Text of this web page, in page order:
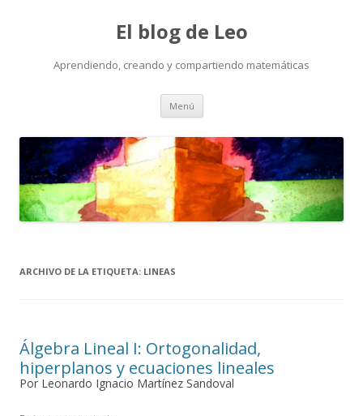
El blog de Leo
Aprendiendo, creando y compartiendo matemáticas
Menú Saltar
contenido
ARCHIVO DE LA ETIQUETA: LINEAS
Álgebra Lineal I: Ortogonalidad,
hiperplanos y ecuaciones lineales
Por Leonardo Ignacio Martínez Sandoval